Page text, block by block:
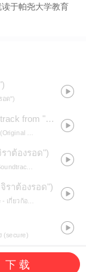
于帕尧大学教育
อด")
ทุกชาติพบ (Never Apart) (Original Soundtrack from "เขมจิราต้องรอด")
ขมจิราต้องรอด")
าต้องรอด")
มจิราต้องรอด")
ราต้องรอด")
- เกี่ยวก้อย (Forever Entwined) (From "เขมจิราต้องรอด")
(secure)
下 载